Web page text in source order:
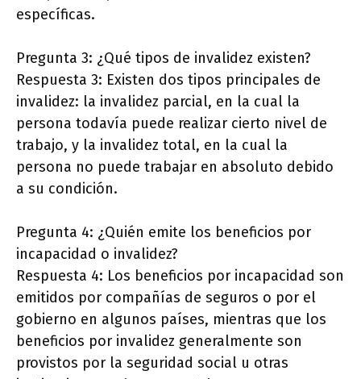
específicas.
Pregunta 3: ¿Qué tipos de invalidez existen?
Respuesta 3: Existen dos tipos principales de
invalidez: la invalidez parcial, en la cual la
persona todavía puede realizar cierto nivel de
trabajo, y la invalidez total, en la cual la
persona no puede trabajar en absoluto debido
a su condición.
Pregunta 4: ¿Quién emite los beneficios por
incapacidad o invalidez?
Respuesta 4: Los beneficios por incapacidad son
emitidos por compañías de seguros o por el
gobierno en algunos países, mientras que los
beneficios por invalidez generalmente son
provistos por la seguridad social u otras